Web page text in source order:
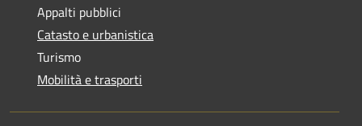
Appalti pubblici
Catasto e urbanistica
Turismo
Mobilità e trasporti